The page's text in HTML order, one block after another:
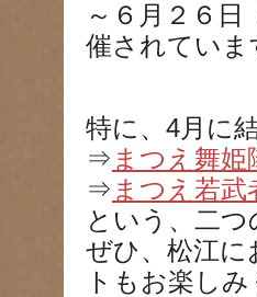
～６月２６日
催されていま
特に、4月に
⇒ まつえ舞姫
⇒ まつえ若武
という、二
ぜひ、松江
トもお楽しみ